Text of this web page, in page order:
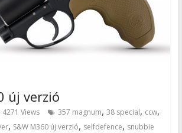
új verzió
4271 Views 357 magnum, 38 special, ccw,
, S&W M360 új verzió, selfdefence, snubbie